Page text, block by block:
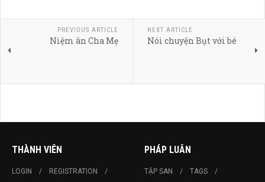
PREVIOUS ARTICLE
Niệm ân Cha Mẹ
NEXT ARTICLE
Nói chuyện Bụt với bé
THÀNH VIÊN
LOGIN
REGISTRATION
PHÁP LUÂN
TẬP SAN
TAGS